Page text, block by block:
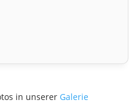
in unserer Galerie